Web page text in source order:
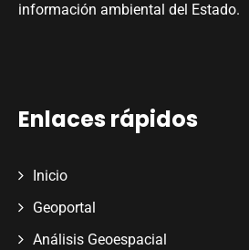
información ambiental del Estado.
Enlaces rápidos
Inicio
Geoportal
Análisis Geoespacial